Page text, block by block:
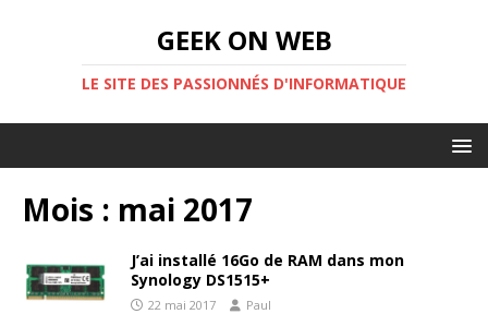
GEEK ON WEB
LE SITE DES PASSIONNÉS D'INFORMATIQUE
Mois : mai 2017
J’ai installé 16Go de RAM dans mon
Synology DS1515+
22 mai 2017 Paul